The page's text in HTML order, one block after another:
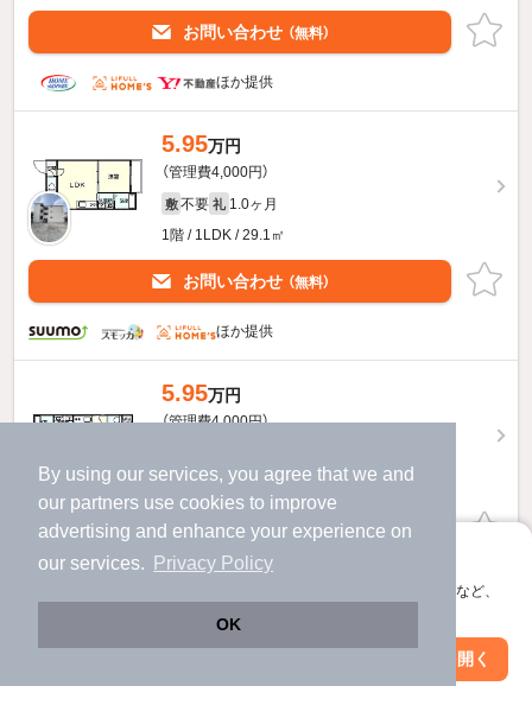
By using our services, you agree that we and
our partners use cookies to improve
advertising and enhance your experience on
our services.
Privacy Policy
OK
アプリに切り替えて、サクサクお部屋探し
会員登録なしですぐ使える。マップ検索やお気に入り保存など、
アプリを開く
お問い合わせ （無料）
ほか提供
5.95万円
（管理費4,000円）
敷 不要 礼 1.0ヶ月
1階 / 1LDK / 29.1㎡
お問い合わせ （無料）
ほか提供
5.95万円
（管理費4,000円）
1階 / 1LDK / 28.46㎡
お問い合わせ （無料）
6.3万円
絞り込み条件を変更